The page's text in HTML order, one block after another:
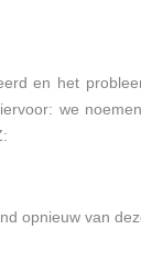
en het
we
opnieuw van